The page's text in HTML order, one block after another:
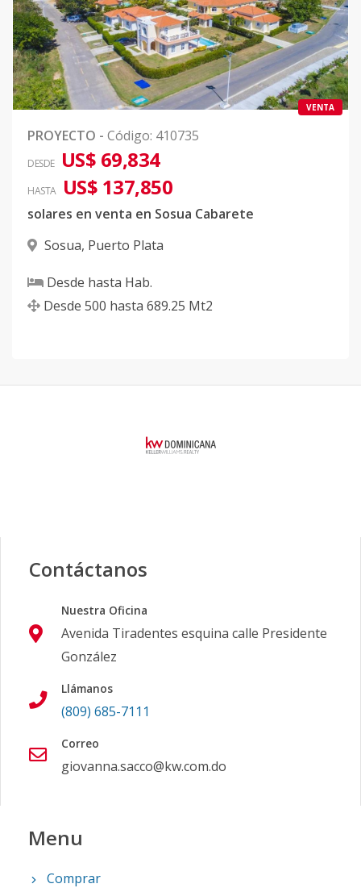
VENTA
PROYECTO - Código: 410735
DESDE US$ 69,834
HASTA US$ 137,850
solares en venta en Sosua Cabarete
Sosua, Puerto Plata
Desde hasta Hab.
Desde 500 hasta 689.25 Mt2
Contáctanos
Nuestra Oficina
Avenida Tiradentes esquina calle Presidente
González
Llámanos
(809) 685-7111
Correo
giovanna.sacco@kw.com.do
Menu
Comprar